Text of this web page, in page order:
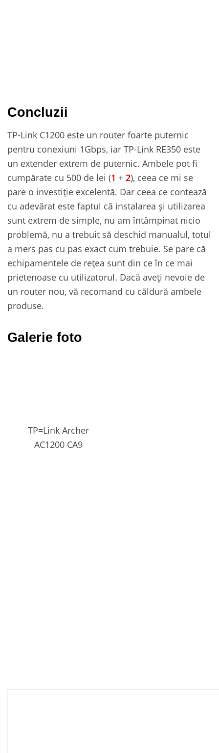
Concluzii
TP-Link C1200 este un router foarte puternic
pentru conexiuni 1Gbps, iar TP-Link RE350 este
un extender extrem de puternic. Ambele pot fi
cumpărate cu 500 de lei (1 + 2), ceea ce mi se
pare o investiție excelentă. Dar ceea ce contează
cu adevărat este faptul că instalarea și utilizarea
sunt extrem de simple, nu am întâmpinat nicio
problemă, nu a trebuit să deschid manualul, totul
a mers pas cu pas exact cum trebuie. Se pare că
echipamentele de rețea sunt din ce în ce mai
prietenoase cu utilizatorul. Dacă aveți nevoie de
un router nou, vă recomand cu căldură ambele
produse.
Galerie foto
TP=Link Archer
AC1200 CA9